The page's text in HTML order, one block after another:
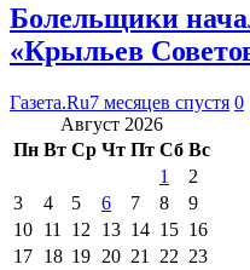
Болельщики
«Крыльев
Газета.Ru7 месяцев спустя 0
Август 2026
Пн Вт Ср Чт Пт Сб Вс
1
2
3
4 5 6 7 8
9
10 11 12 13 14 15 16
17 18 19 20 21 22 23